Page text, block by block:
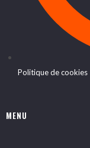
Politique de cookies
MENU